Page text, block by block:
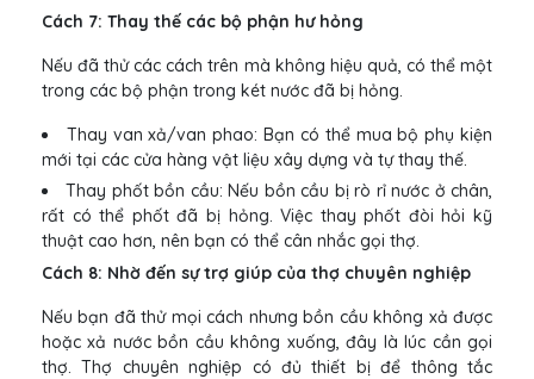
Cách 7: Thay thế các bộ phận hư hỏng
Nếu đã thử các cách trên mà không hiệu quả, có thể một
trong các bộ phận trong két nước đã bị hỏng.
Thay van xả/van phao: Bạn có thể mua bộ phụ kiện
mới tại các cửa hàng vật liệu xây dựng và tự thay thế.
Thay phốt bồn cầu: Nếu bồn cầu bị rò rỉ nước ở chân,
rất có thể phốt đã bị hỏng. Việc thay phốt đòi hỏi kỹ
thuật cao hơn, nên bạn có thể cân nhắc gọi thợ.
Cách 8: Nhờ đến sự trợ giúp của thợ chuyên nghiệp
Nếu bạn đã thử mọi cách nhưng bồn cầu không xả được
hoặc xả nước bồn cầu không xuống, đây là lúc cần gọi
thợ. Thợ chuyên nghiệp có đủ thiết bị để thông tắc